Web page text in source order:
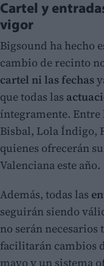
Cartel y
vigor
Bigsound ha hecho
cambio de recinto
cartel ni las fechas
que todas las
íntegramente. Entre
Bisbal, Lola Índigo,
quienes ofrecerán
Valenciana este año.
Además, todas las
seguirán siendo
no serán
facilitarán cambios
mayo y un sistema